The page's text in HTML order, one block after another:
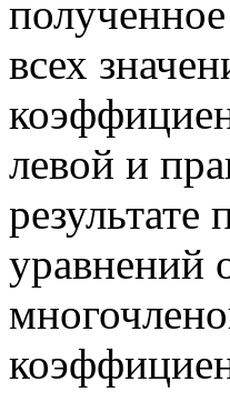
всех
левой и
уравнений